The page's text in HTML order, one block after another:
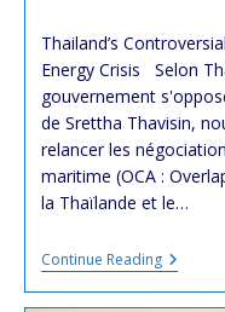
modified:
Thailand’s
Energy Crisis Selon
gouvernement
de Srettha Thavisin,
relancer les
maritime (OCA :
la Thaïlande et le…
Continue ReadingDes
Entre